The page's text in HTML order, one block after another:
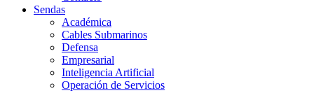
Sendas
Académica
Cables Submarinos
Defensa
Empresarial
Inteligencia Artificial
Operación de Servicios